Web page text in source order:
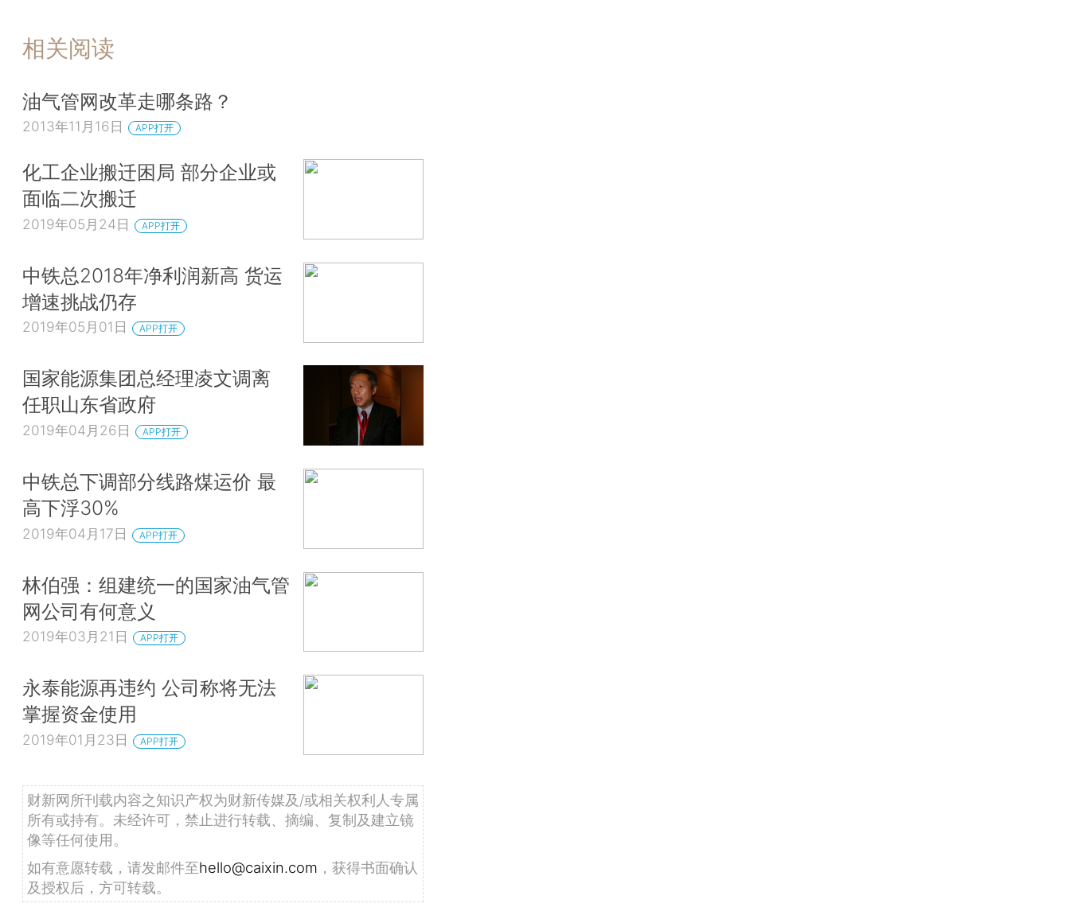
相关阅读
油气管网改革走哪条路？
2013年11月16日 APP打开
化工企业搬迁困局 部分企业或
面临二次搬迁
2019年05月24日 APP打开
中铁总2018年净利润新高 货运
增速挑战仍存
2019年05月01日 APP打开
国家能源集团总经理凌文调离
任职山东省政府
2019年04月26日 APP打开
中铁总下调部分线路煤运价 最
高下浮30%
2019年04月17日 APP打开
林伯强：组建统一的国家油气管
网公司有何意义
2019年03月21日 APP打开
永泰能源再违约 公司称将无法
掌握资金使用
2019年01月23日 APP打开
财新网所刊载内容之知识产权为财新传媒及/或相关权利人专属
所有或持有。未经许可，禁止进行转载、摘编、复制及建立镜
像等任何使用。
如有意愿转载，请发邮件至hello@caixin.com ，获得书面确认
及授权后，方可转载。